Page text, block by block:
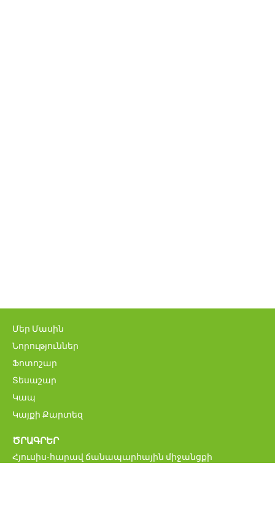
Մեր Մասին
Նորություններ
Ֆոտոշար
Տեսաշար
Կապ
Կայքի Քարտեզ
ԾՐԱԳՐԵՐ
Հյուսիս-հարավ ճանապարհային միջանցքի